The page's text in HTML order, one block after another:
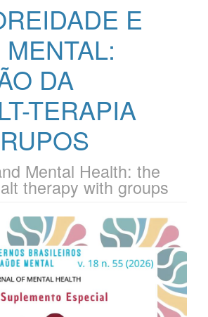
E
DA
TERAPIA
Mental Health: the
therapy with groups